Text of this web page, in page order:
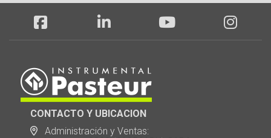
CONTACTO Y UBICACION
Administración y Ventas: